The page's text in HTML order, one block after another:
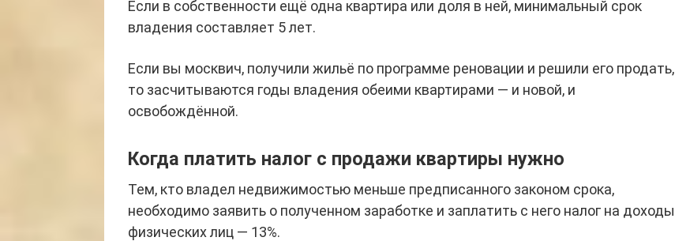
Если в собственности ещё одна квартира или доля в ней, минимальный срок
владения составляет 5 лет.
Если вы москвич, получили жильё по программе реновации и решили его продать,
то засчитываются годы владения обеими квартирами — и новой, и
освобождённой.
Когда платить налог с продажи квартиры нужно
Тем, кто владел недвижимостью меньше предписанного законом срока,
необходимо заявить о полученном заработке и заплатить с него налог на доходы
физических лиц — 13%.